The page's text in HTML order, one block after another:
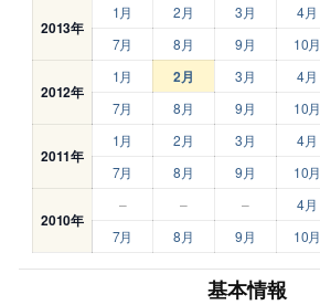
2013年
1月 2月 3月 4月
7月
8月 9月 10月
2012年
1月 2月 3月 4月
7月
8月 9月 10月
2011年
1月 2月 3月 4月
7月
8月 9月 10月
2010年
– – – 4月
7月
8月 9月 10月
基本情報